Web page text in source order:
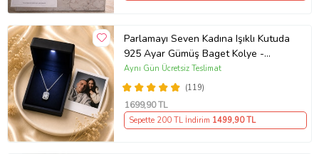
Parlamayı Seven Kadına Işıklı Kutuda
925 Ayar Gümüş Baget Kolye -
Kişiye Özel Fotoğraf Hediye
(119)
Aynı Gün Ücretsiz Teslimat
1699,90 TL
Sepette 200 TL İndirim 1499,90 TL